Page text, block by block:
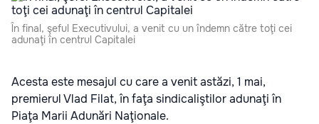
În final, şeful Executivului, a venit cu un îndemn către toţi cei
adunaţi în centrul Capitalei
Acesta este mesajul cu care a venit astăzi, 1 mai,
premierul Vlad Filat, în faţa sindicaliştilor adunaţi în
Piaţa Marii Adunări Naţionale.